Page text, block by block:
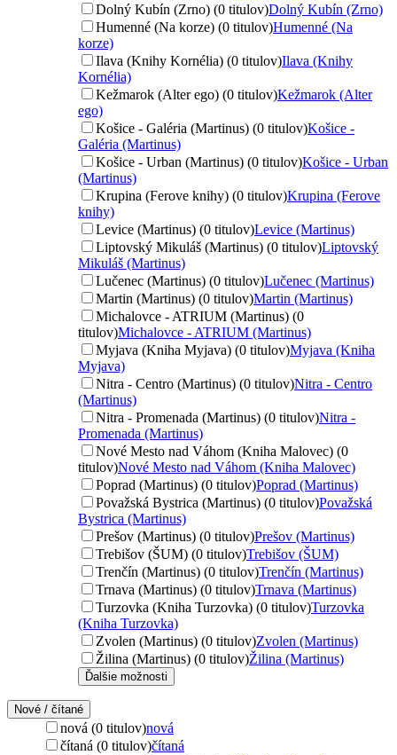
Dolný Kubín (Zrno) (0 titulov)Dolný Kubín (Zrno)
Humenné (Na korze) (0 titulov)Humenné (Na
korze)
Ilava (Knihy Kornélia) (0 titulov)Ilava (Knihy
Kornélia)
Kežmarok (Alter ego) (0 titulov)Kežmarok (Alter
ego)
Košice - Galéria (Martinus) (0 titulov)Košice -
Galéria (Martinus)
Košice - Urban (Martinus) (0 titulov)Košice - Urban
(Martinus)
Krupina (Ferove knihy) (0 titulov)Krupina (Ferove
knihy)
Levice (Martinus) (0 titulov)Levice (Martinus)
Liptovský Mikuláš (Martinus) (0 titulov)Liptovský
Mikuláš (Martinus)
Lučenec (Martinus) (0 titulov)Lučenec (Martinus)
Martin (Martinus) (0 titulov)Martin (Martinus)
Michalovce - ATRIUM (Martinus) (0
titulov)Michalovce - ATRIUM (Martinus)
Myjava (Kniha Myjava) (0 titulov)Myjava (Kniha
Myjava)
Nitra - Centro (Martinus) (0 titulov)Nitra - Centro
(Martinus)
Nitra - Promenada (Martinus) (0 titulov)Nitra -
Promenada (Martinus)
Nové Mesto nad Váhom (Kniha Malovec) (0
titulov)Nové Mesto nad Váhom (Kniha Malovec)
Poprad (Martinus) (0 titulov)Poprad (Martinus)
Považská Bystrica (Martinus) (0 titulov)Považská
Bystrica (Martinus)
Prešov (Martinus) (0 titulov)Prešov (Martinus)
Trebišov (ŠUM) (0 titulov)Trebišov (ŠUM)
Trenčín (Martinus) (0 titulov)Trenčín (Martinus)
Trnava (Martinus) (0 titulov)Trnava (Martinus)
Turzovka (Kniha Turzovka) (0 titulov)Turzovka
(Kniha Turzovka)
Zvolen (Martinus) (0 titulov)Zvolen (Martinus)
Žilina (Martinus) (0 titulov)Žilina (Martinus)
Ďalšie možnosti
Nové / čítané
nová (0 titulov)nová
čítaná (0 titulov)čítaná